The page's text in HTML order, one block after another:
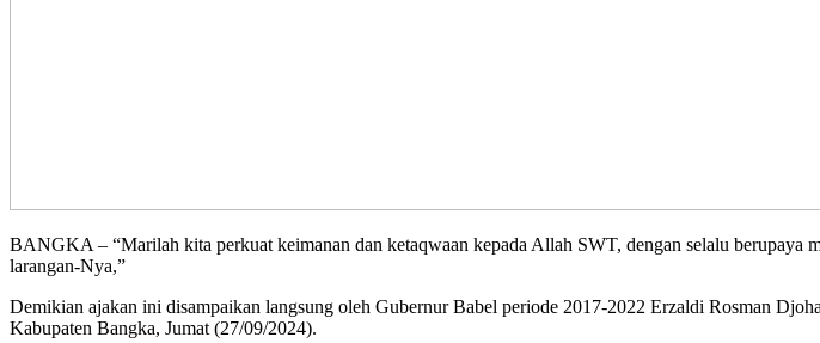
BANGKA – “Marilah kita perkuat keimanan dan ketaqwaan kepada Allah SWT, dengan selalu berupaya
larangan-Nya,”
Demikian ajakan ini disampaikan langsung oleh Gubernur Babel periode 2017-2022 Erzaldi Rosman
Kabupaten Bangka, Jumat (27/09/2024).